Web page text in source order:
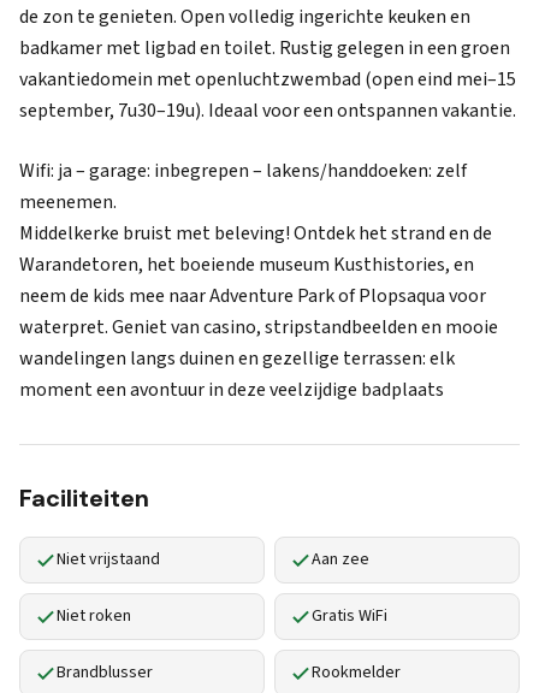
de zon te genieten. Open volledig ingerichte keuken en
badkamer met ligbad en toilet. Rustig gelegen in een groen
vakantiedomein met openluchtzwembad (open eind mei–15
september, 7u30–19u). Ideaal voor een ontspannen vakantie.
Wifi: ja – garage: inbegrepen – lakens/handdoeken: zelf
meenemen.
Middelkerke bruist met beleving! Ontdek het strand en de
Warandetoren, het boeiende museum Kusthistories, en
neem de kids mee naar Adventure Park of Plopsaqua voor
waterpret. Geniet van casino, stripstandbeelden en mooie
wandelingen langs duinen en gezellige terrassen: elk
moment een avontuur in deze veelzijdige badplaats
Faciliteiten
Niet vrijstaand Aan zee
Niet roken Gratis WiFi
Brandblusser Rookmelder